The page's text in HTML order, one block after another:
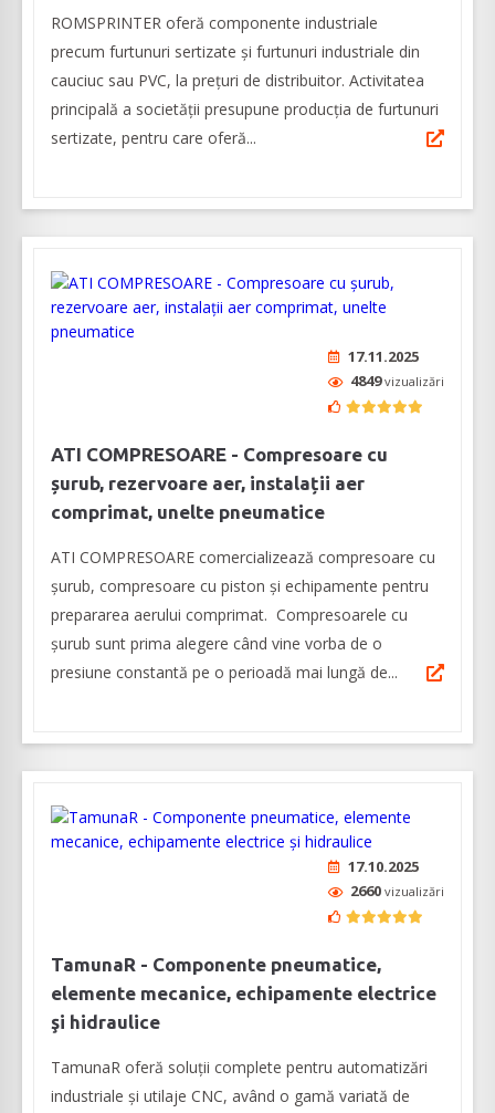
ROMSPRINTER oferă componente industriale
precum furtunuri sertizate și furtunuri industriale din
cauciuc sau PVC, la prețuri de distribuitor. Activitatea
principală a societăţii presupune producţia de furtunuri
sertizate, pentru care oferă...
17.11.2025
4849vizualizări
ATI COMPRESOARE - Compresoare cu
șurub, rezervoare aer, instalații aer
comprimat, unelte pneumatice
ATI COMPRESOARE comercializează compresoare cu
șurub, compresoare cu piston şi echipamente pentru
prepararea aerului comprimat. Compresoarele cu
șurub sunt prima alegere când vine vorba de o
presiune constantă pe o perioadă mai lungă de...
17.10.2025
2660 vizualizări
TamunaR - Componente pneumatice,
elemente mecanice, echipamente electrice
şi hidraulice
TamunaR oferă soluții complete pentru automatizări
industriale și utilaje CNC, având o gamă variată de